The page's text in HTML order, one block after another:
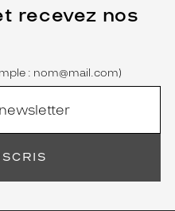
recevez nos
: nom@mail.com)